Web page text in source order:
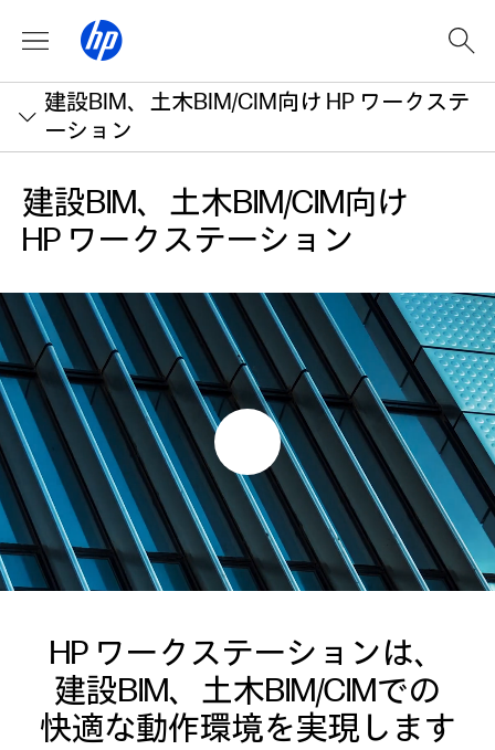
建設BIM、土木BIM/CIM向け HP ワークステ
ーション
建設BIM、土木BIM/CIM向け
HP ワークステーション
HP ワークステーションは、
建設BIM、土木BIM/CIMでの
快適な動作環境を実現します